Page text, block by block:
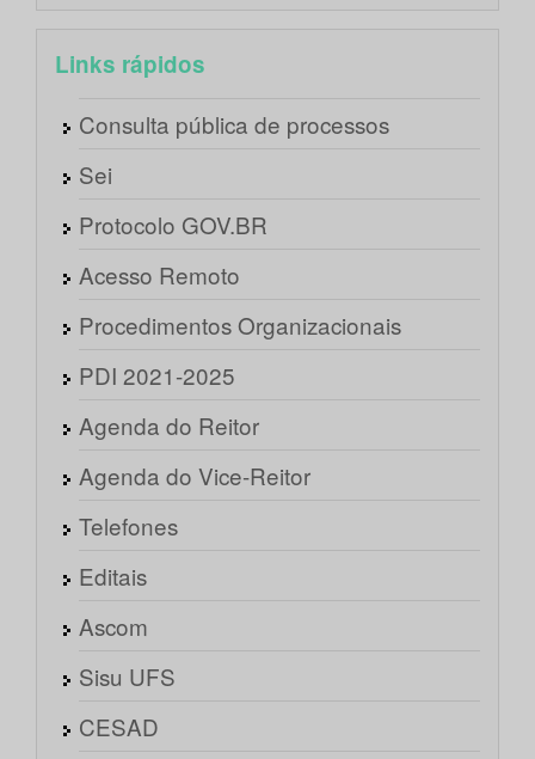
Links rápidos
Consulta pública de processos
Sei
Protocolo GOV.BR
Acesso Remoto
Procedimentos Organizacionais
PDI 2021-2025
Agenda do Reitor
Agenda do Vice-Reitor
Telefones
Editais
Ascom
Sisu UFS
CESAD